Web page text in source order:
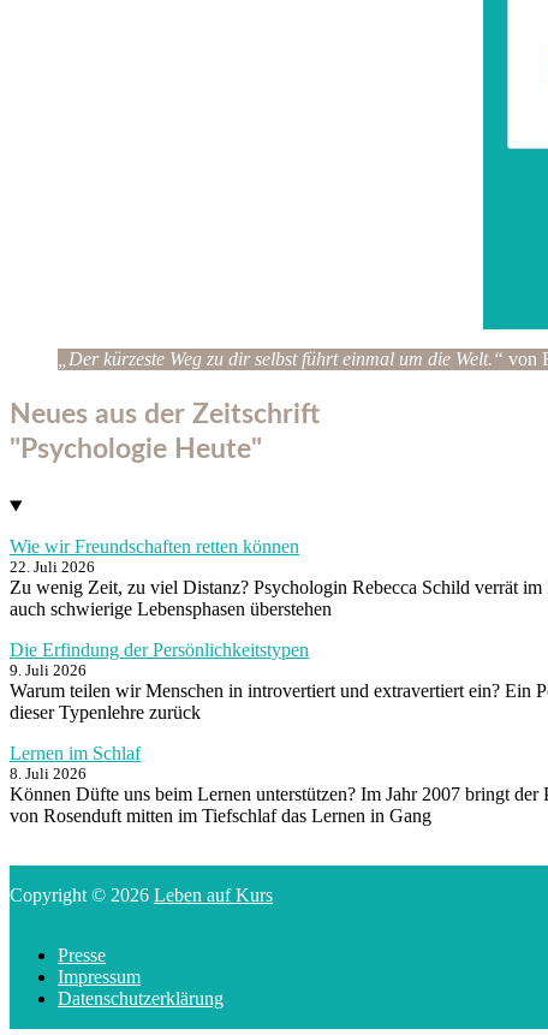
„Der kürzeste Weg zu dir selbst führt einmal um die Welt.“ von
Neues aus der Zeitschrift
"Psychologie Heute"
Wie wir Freundschaften retten können
22. Juli 2026
Zu wenig Zeit, zu viel Distanz? Psychologin Rebecca Schild verrät
auch schwierige Lebensphasen überstehen
Die Erfindung der Persönlichkeitstypen
9. Juli 2026
Warum teilen wir Menschen in introvertiert und extravertiert ein? Ein
dieser Typenlehre zurück
Lernen im Schlaf
8. Juli 2026
Können Düfte uns beim Lernen unterstützen? Im Jahr 2007 bringt
von Rosenduft mitten im Tiefschlaf das Lernen in Gang
Copyright © 2026 Leben auf Kurs
Presse
Impressum
Datenschutzerklärung